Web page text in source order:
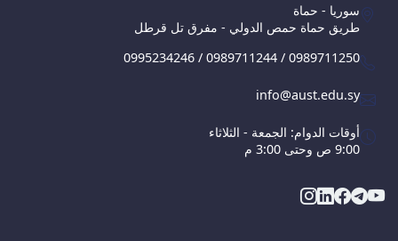
سوريا - حماة
طريق حماة حمص الدولي - مفرق تل قرطل
0995234246 / 0989711244 / 0989711250
info@aust.edu.sy
أوقات الدوام: الجمعة - الثلاثاء
9:00 ص وحتى 3:00 م